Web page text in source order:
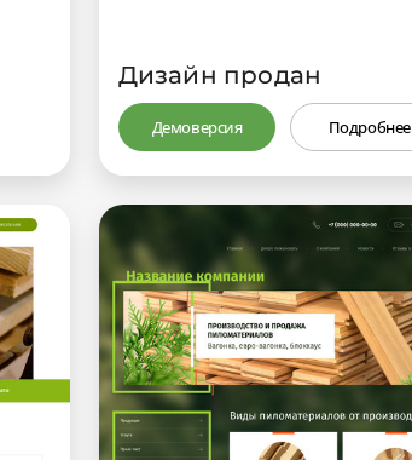
Дизайн продан
Демоверсия Подробнее